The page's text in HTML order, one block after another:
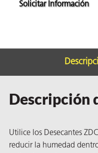
Solicitar Información
Descripción
Utilice los Desecantes
reducir la humedad
Óxido